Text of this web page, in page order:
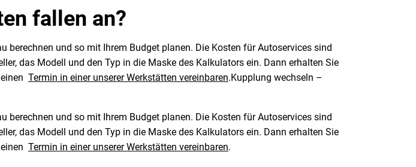
fallen an?
und so mit Ihrem Budget planen. Die Kosten für Autoservices sind
das Modell und den Typ in die Maske des Kalkulators ein. Dann erhalten Sie
Termin in einer unserer Werkstätten vereinbaren.Kupplung wechseln –
und so mit Ihrem Budget planen. Die Kosten für Autoservices sind
das Modell und den Typ in die Maske des Kalkulators ein. Dann erhalten Sie
Termin in einer unserer Werkstätten vereinbaren.